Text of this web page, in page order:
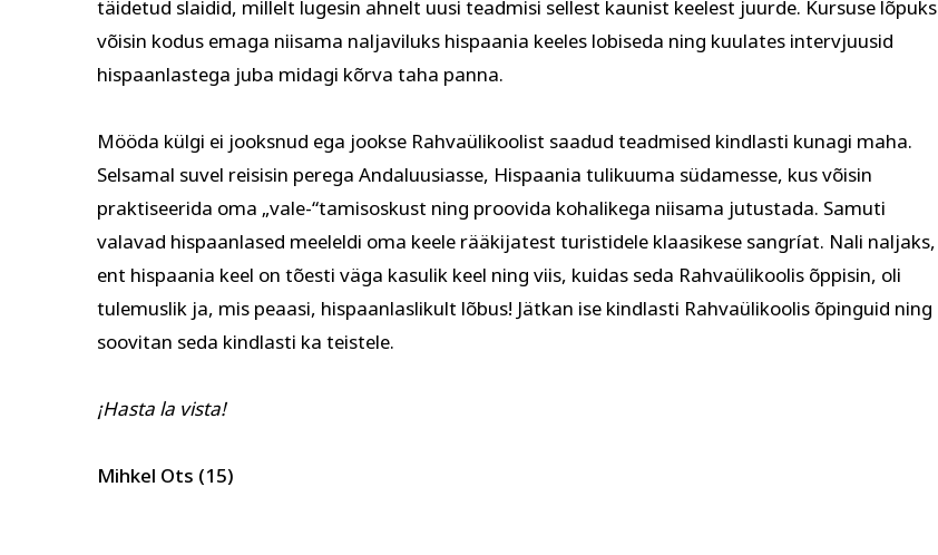
täidetud slaidid, millelt lugesin ahnelt uusi teadmisi sellest kaunist keelest juurde. Kursuse lõpuks
võisin kodus emaga niisama naljaviluks hispaania keeles lobiseda ning kuulates intervjuusid
hispaanlastega juba midagi kõrva taha panna.
Mööda külgi ei jooksnud ega jookse Rahvaülikoolist saadud teadmised kindlasti kunagi maha.
Selsamal suvel reisisin perega Andaluusiasse, Hispaania tulikuuma südamesse, kus võisin
praktiseerida oma „vale-“tamisoskust ning proovida kohalikega niisama jutustada. Samuti
valavad hispaanlased meeleldi oma keele rääkijatest turistidele klaasikese sangríat. Nali naljaks,
ent hispaania keel on tõesti väga kasulik keel ning viis, kuidas seda Rahvaülikoolis õppisin, oli
tulemuslik ja, mis peaasi, hispaanlaslikult lõbus! Jätkan ise kindlasti Rahvaülikoolis õpinguid ning
soovitan seda kindlasti ka teistele.
¡Hasta la vista!
Mihkel Ots (15)